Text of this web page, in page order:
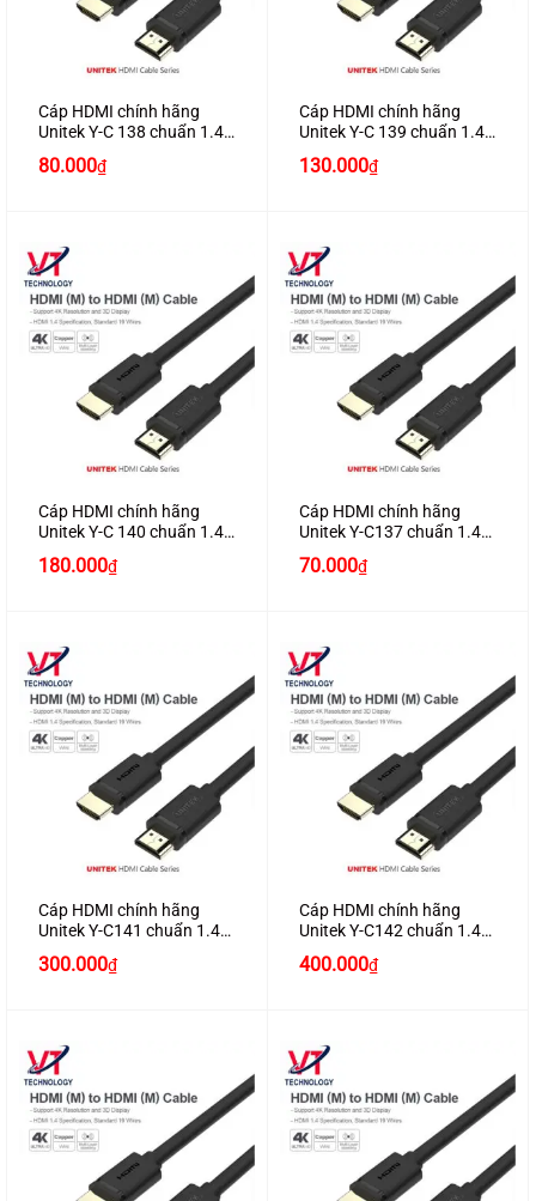
Cáp HDMI chính hãng
Unitek Y-C 138 chuẩn 1.4
cao cấp
80.000₫
Cáp HDMI chính hãng
Unitek Y-C 139 chuẩn 1.4
cao cấp
130.000₫
Cáp HDMI chính hãng
Unitek Y-C 140 chuẩn 1.4
cao cấp
180.000₫
Cáp HDMI chính hãng
Unitek Y-C137 chuẩn 1.4
cao cấp
70.000₫
Cáp HDMI chính hãng
Unitek Y-C141 chuẩn 1.4
dài 8M hỗ trợ 3D , 4K*2K
cao cấp
300.000₫
Cáp HDMI chính hãng
Unitek Y-C142 chuẩn 1.4
dài 10M hỗ trợ 3D , 4K*2K
cao cấp
400.000₫